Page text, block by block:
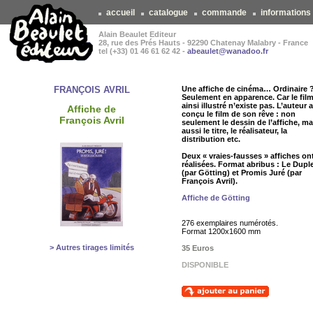
accueil catalogue commande informations
Alain Beaulet Editeur
28, rue des Prés Hauts - 92290 Chatenay Malabry - France
tel (+33) 01 46 61 62 42 - abeaulet@wanadoo.fr
FRANÇOIS AVRIL
Affiche de
François Avril
> Autres tirages limités
Une affiche de cinéma… Ordinaire ?
Seulement en apparence. Car le film
ainsi illustré n’existe pas. L’auteur a
conçu le film de son rêve : non
seulement le dessin de l’affiche,
aussi le titre, le réalisateur, la
distribution etc.
Deux « vraies-fausses » affiches
réalisées. Format abribus : Le
(par Götting) et Promis Juré (par
François Avril).
Affiche de Götting
276 exemplaires numérotés.
Format 1200x1600 mm
35 Euros
DISPONIBLE